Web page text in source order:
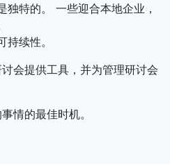
独特的。 一些迎合本地企业，
续性。
会提供工具，并为管理研讨会
情的最佳时机。